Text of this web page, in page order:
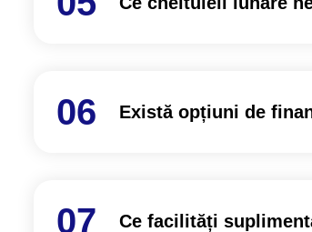
Există opțiuni de
Ce facilități